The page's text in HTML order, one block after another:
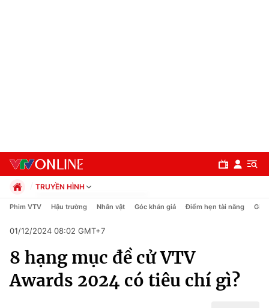
Chuyên mục
Chính trị
TRUYỀN HÌNH
Chính trị
Pháp luật
Kinh tế
Thể thao
Truyền hình
Phim VTV Hậu trường Nhân vật Góc khán giả Điểm hẹn tài năng Giải
01/12/2024 08:02 GMT+7
8 hạng mục đề cử VTV
Awards 2024 có tiêu chí gì?